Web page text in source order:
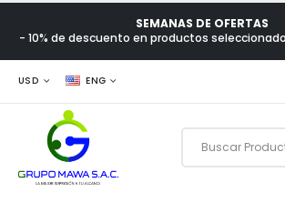
SEMANAS DE OFERTAS
- 10% de descuento en productos
USD ENG